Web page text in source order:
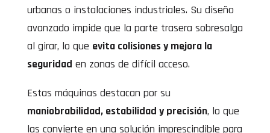
urbanas o instalaciones industriales. Su diseño
avanzado impide que la parte trasera sobresalga
al girar, lo que evita colisiones y mejora la
seguridad en zonas de difícil acceso.
Estas máquinas destacan por su
maniobrabilidad, estabilidad y precisión, lo que
las convierte en una solución imprescindible para